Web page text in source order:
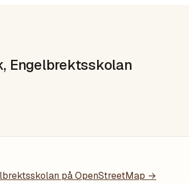
Engelbrektsskolan
på OpenStreetMap →